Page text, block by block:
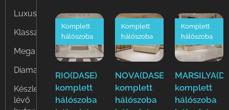
Luxus
Klasszikus
Mega
Diamante
Készleten
lévő
RIO(DASE)
komplett
hálószoba
Komplett
hálószoba
NOVA(DASE)
komplett
hálószoba
Komplett
hálószoba
komplett
hálószoba
Komplett
hálószoba